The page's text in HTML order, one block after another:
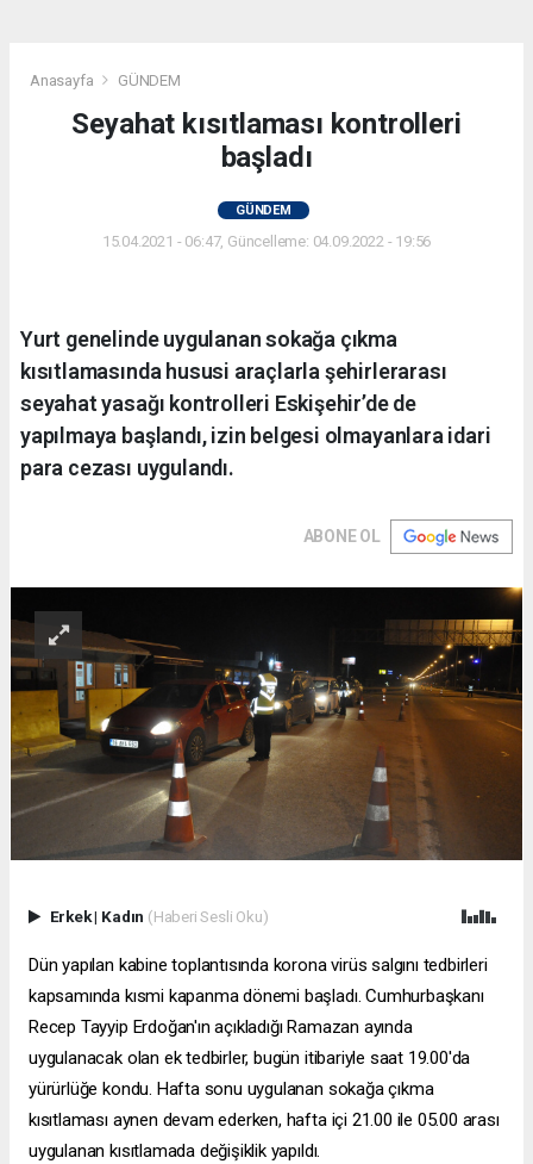
Anasayfa GÜNDEM
Seyahat kısıtlaması kontrolleri
başladı
GÜNDEM
15.04.2021 - 06:47, Güncelleme: 04.09.2022 - 19:56
Yurt genelinde uygulanan sokağa çıkma
kısıtlamasında hususi araçlarla şehirlerarası
seyahat yasağı kontrolleri Eskişehir’de de
yapılmaya başlandı, izin belgesi olmayanlara idari
para cezası uygulandı.
ABONE OL
Erkek| Kadın (Haberi Sesli Oku)
Dün yapılan kabine toplantısında korona virüs salgını tedbirleri
kapsamında kısmi kapanma dönemi başladı. Cumhurbaşkanı
Recep Tayyip Erdoğan'ın açıkladığı Ramazan ayında
uygulanacak olan ek tedbirler, bugün itibariyle saat 19.00'da
yürürlüğe kondu. Hafta sonu uygulanan sokağa çıkma
kısıtlaması aynen devam ederken, hafta içi 21.00 ile 05.00 arası
uygulanan kısıtlamada değişiklik yapıldı.